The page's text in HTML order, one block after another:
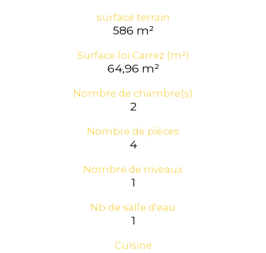
surface terrain
586 m²
Surface loi Carrez (m²)
64,96 m²
Nombre de chambre(s)
2
Nombre de pièces
4
Nombre de niveaux
1
Nb de salle d'eau
1
Cuisine